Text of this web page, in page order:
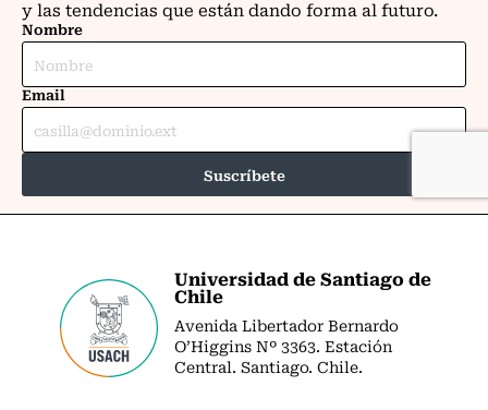
Universidad de Santiago de
Chile
Avenida Libertador Bernardo
O’Higgins Nº 3363. Estación
Central. Santiago. Chile.